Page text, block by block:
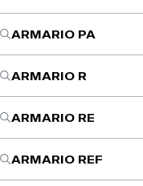
ARMARIO PA
ARMARIO R
ARMARIO RE
ARMARIO REF